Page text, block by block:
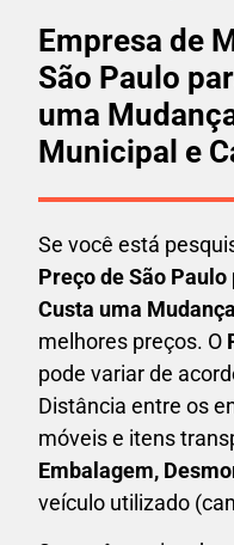
Empresa de
São Paulo
uma
Municipal e
Se você está
Preço de São Paulo
Custa uma Mudança
melhores preços. O
pode variar de
Distância entre os
móveis e itens
Embalagem,
veículo utilizado